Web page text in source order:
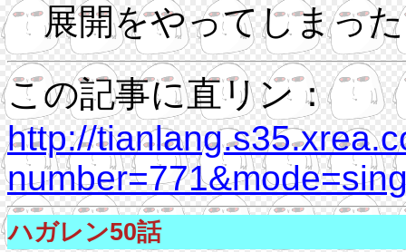
展開をやってしまっ
この記事に直リン：
http://
ハガレン50話